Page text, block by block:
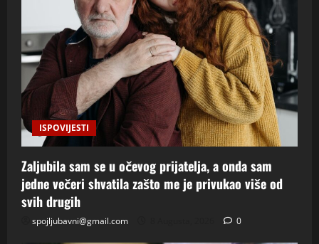
ISPOVIJESTI
Zaljubila sam se u očevog prijatelja, a onda sam
jedne večeri shvatila zašto me je privukao više od
svih drugih
spojljubavni@gmail.com 0